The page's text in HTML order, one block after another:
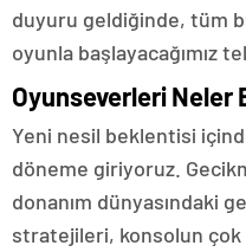
duyuru geldiğinde, tüm
oyunla başlayacağımız
Oyunseverleri Neler
Yeni nesil beklentisi
döneme giriyoruz.
donanım dünyasındaki
stratejileri, konsolun çok